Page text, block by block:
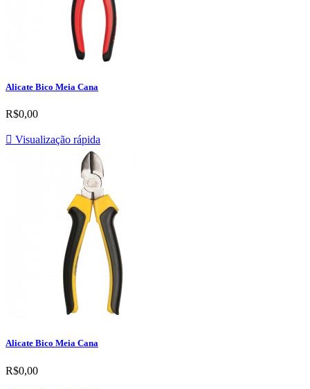
Alicate Bico Meia Cana
R$0,00
 Visualização rápida
Alicate Bico Meia Cana
R$0,00